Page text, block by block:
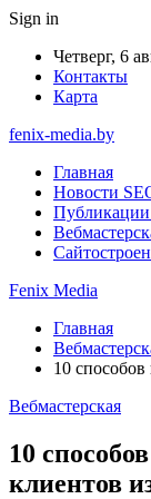
Sign in
Четверг, 6
Контакты
Карта
fenix-media.by
Главная
Новости
Публикации
Fenix Media
Главная
10
Вебмастерская
10
клиентов